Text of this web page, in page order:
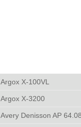
Argox X-100VL
Argox X-3200
Avery Denisson AP